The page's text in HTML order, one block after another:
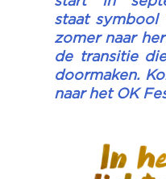
staat symbool
zomer naar
de transitie
doormaken.
naar het OK